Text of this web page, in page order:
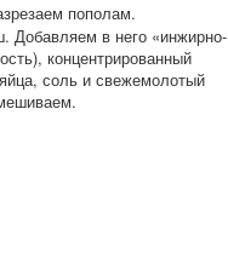
пополам.
Добавляем в него «инжирно-
концентрированный
соль и свежемолотый